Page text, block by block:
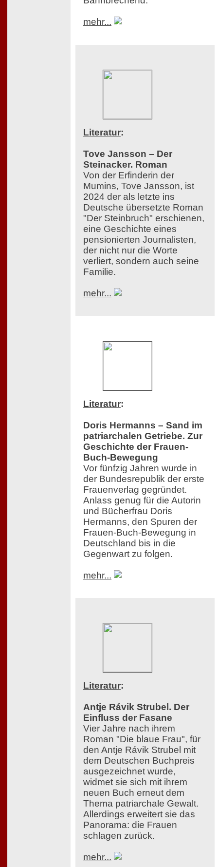
mehr...
Literatur:
Tove Jansson – Der
Steinacker. Roman
Von der Erfinderin der
Mumins, Tove Jansson, ist
2024 der als letzte ins
Deutsche übersetzte Roman
"Der Steinbruch" erschienen,
eine Geschichte eines
pensionierten Journalisten,
der nicht nur die Worte
verliert, sondern auch seine
Familie.
mehr...
Literatur:
Doris Hermanns – Sand im
patriarchalen Getriebe. Zur
Geschichte der Frauen-
Buch-Bewegung
Vor fünfzig Jahren wurde in
der Bundesrepublik der erste
Frauenverlag gegründet.
Anlass genug für die Autorin
und Bücherfrau Doris
Hermanns, den Spuren der
Frauen-Buch-Bewegung in
Deutschland bis in die
Gegenwart zu folgen.
mehr...
Literatur:
Antje Rávik Strubel. Der
Einfluss der Fasane
Vier Jahre nach ihrem
Roman "Die blaue Frau", für
den Antje Rávik Strubel mit
dem Deutschen Buchpreis
ausgezeichnet wurde,
widmet sie sich mit ihrem
neuen Buch erneut dem
Thema patriarchale Gewalt.
Allerdings erweitert sie das
Panorama: die Frauen
schlagen zurück.
mehr...